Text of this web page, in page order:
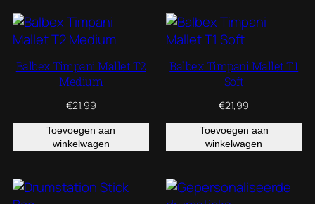
Balbex Timpani Mallet T2
Medium
€21,99
Toevoegen aan
winkelwagen
Balbex Timpani Mallet T1
Soft
€21,99
Toevoegen aan
winkelwagen